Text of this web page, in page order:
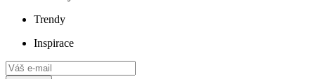
Trendy
Inspirace